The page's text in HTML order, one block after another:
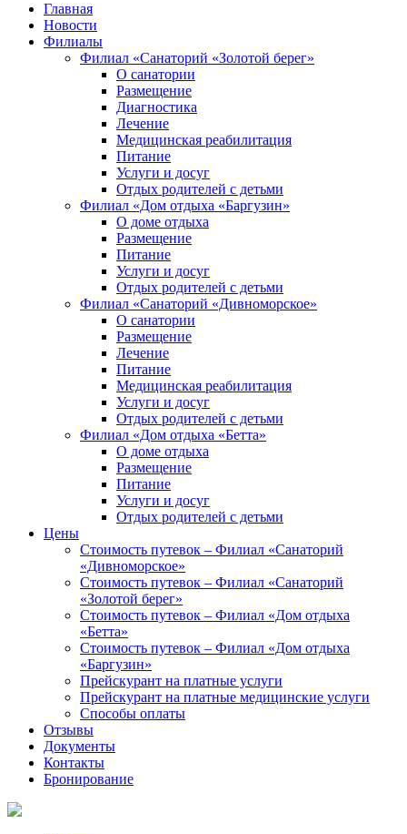
Главная
Новости
Филиалы
Филиал «Санаторий «Золотой берег»
О санатории
Размещение
Диагностика
Лечение
Медицинская реабилитация
Питание
Услуги и досуг
Отдых родителей с детьми
Филиал «Дом отдыха «Баргузин»
О доме отдыха
Размещение
Питание
Услуги и досуг
Отдых родителей с детьми
Филиал «Санаторий «Дивноморское»
О санатории
Размещение
Лечение
Питание
Медицинская реабилитация
Услуги и досуг
Отдых родителей с детьми
Филиал «Дом отдыха «Бетта»
О доме отдыха
Размещение
Питание
Услуги и досуг
Отдых родителей с детьми
Цены
Стоимость путевок – Филиал «Санаторий
«Дивноморское»
Стоимость путевок – Филиал «Санаторий
«Золотой берег»
Стоимость путевок – Филиал «Дом отдыха
«Бетта»
Стоимость путевок – Филиал «Дом отдыха
«Баргузин»
Прейскурант на платные услуги
Прейскурант на платные медицинские услуги
Способы оплаты
Отзывы
Документы
Контакты
Бронирование